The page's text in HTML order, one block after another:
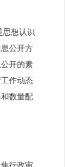
思想认识
公开方
开的素
作动态
数量配
行政审